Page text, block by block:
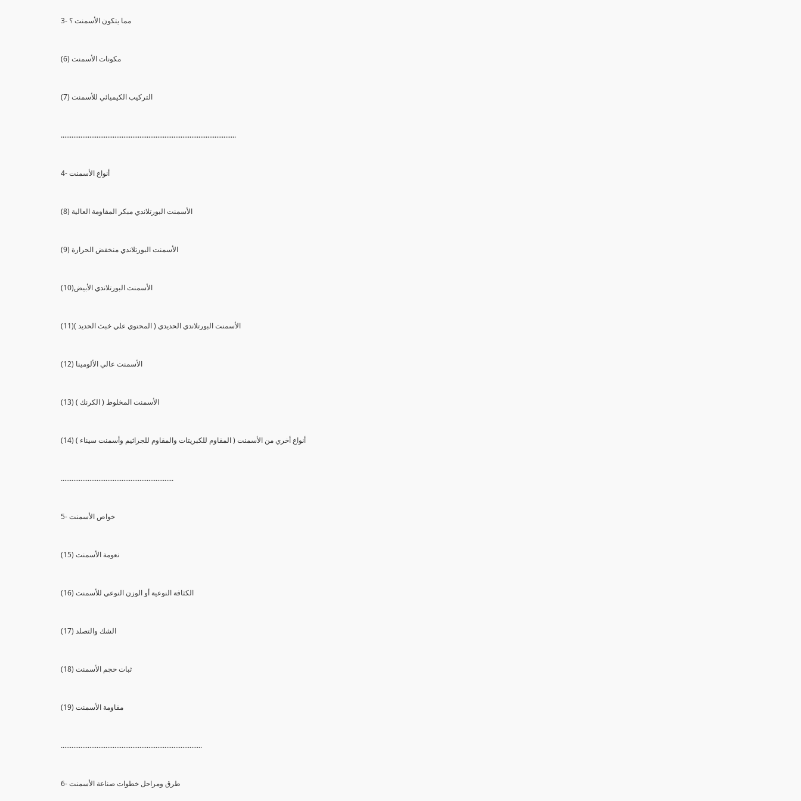
3- مما يتكون الأسمنت ؟
(6) مكونات الأسمنت
(7) التركيب الكيميائي للأسمنت
..................................................................................................
4- أنواع الأسمنت
(8) الأسمنت البورتلاندي مبكر المقاومة العالية
(9) الأسمنت البورتلاندي منخفض الحرارة
(10)الأسمنت البورتلاندي الأبيض
(11)الأسمنت البورتلاندي الحديدي ( المحتوي علي خبث الحديد )
(12) الأسمنت عالي الألومينا
(13) الأسمنت المخلوط ( الكرنك )
(14) أنواع أخري من الأسمنت ( المقاوم للكبريتات والمقاوم للجراثيم وأسمنت سيناء )
...............................................................
5- خواص الأسمنت
(15) نعومة الأسمنت
(16) الكثافة النوعية أو الوزن النوعي للأسمنت
(17) الشك والتصلد
(18) ثبات حجم الأسمنت
(19) مقاومة الأسمنت
...............................................................................
6- طرق ومراحل خطوات صناعة الأسمنت